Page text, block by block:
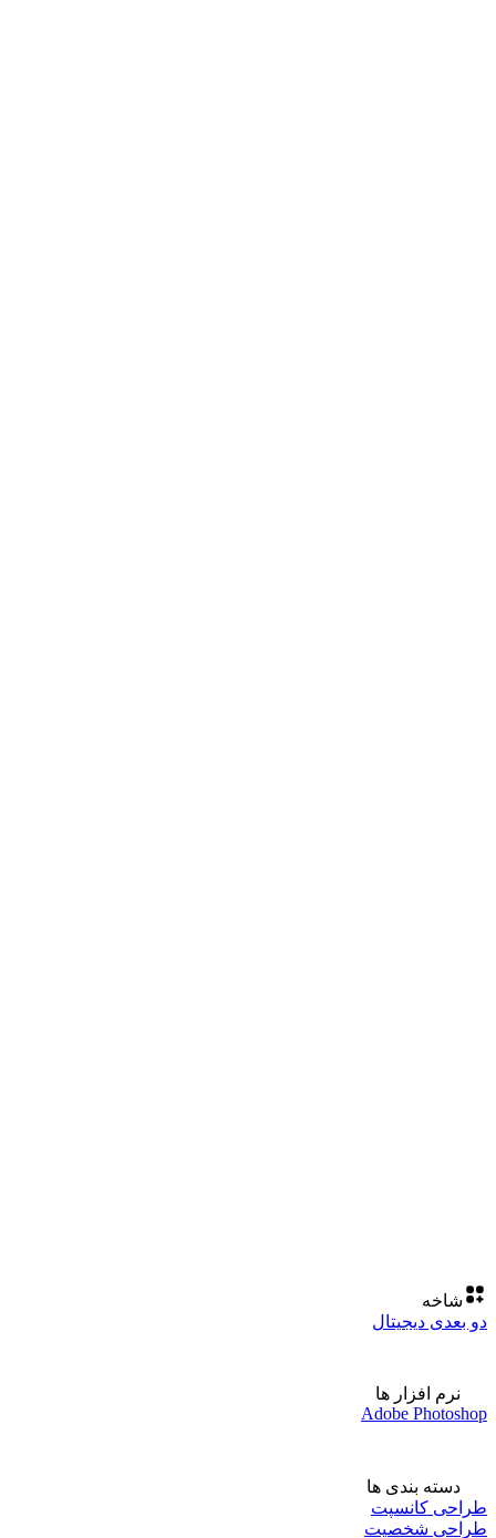
شاخه
دو بعدی دیجیتال
نرم افزار ها
Adobe Photoshop
دسته بندی ها
طراحی کانسپت
طراحی شخصیت